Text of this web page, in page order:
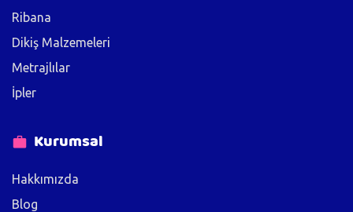
Ribana
Dikiş Malzemeleri
Metrajlılar
İpler
Kurumsal
Hakkımızda
Blog